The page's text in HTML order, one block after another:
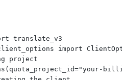
translate_v3
import
project
quota_project_id="your-